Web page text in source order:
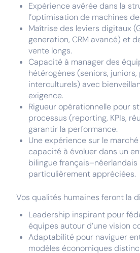
Expérience avérée dans la
l’optimisation de machines
Maîtrise des leviers digitaux
generation, CRM avancé) et
vente longs.
Capacité à manager des
hétérogènes (seniors, juniors,
interculturels) avec
exigence.
Rigueur opérationnelle pour
processus (reporting, KPIs,
garantir la performance.
Une expérience sur le
capacité à évoluer dans un
bilingue
particulièrement appréciées.
Vos qualités humaines feront la
Leadership inspirant pour
équipes autour d’une vision
Adaptabilité pour naviguer
modèles économiques